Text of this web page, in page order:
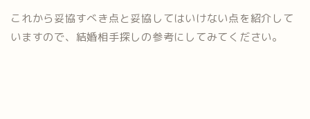
これから妥協すべき点と妥協してはいけない点を紹介して
いますので、結婚相手探しの参考にしてみてください。